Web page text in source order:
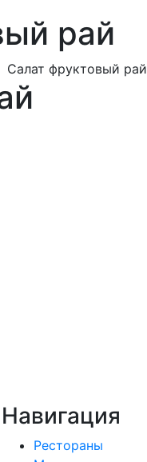
рай
Салат фруктовый рай
Навигация
Рестораны